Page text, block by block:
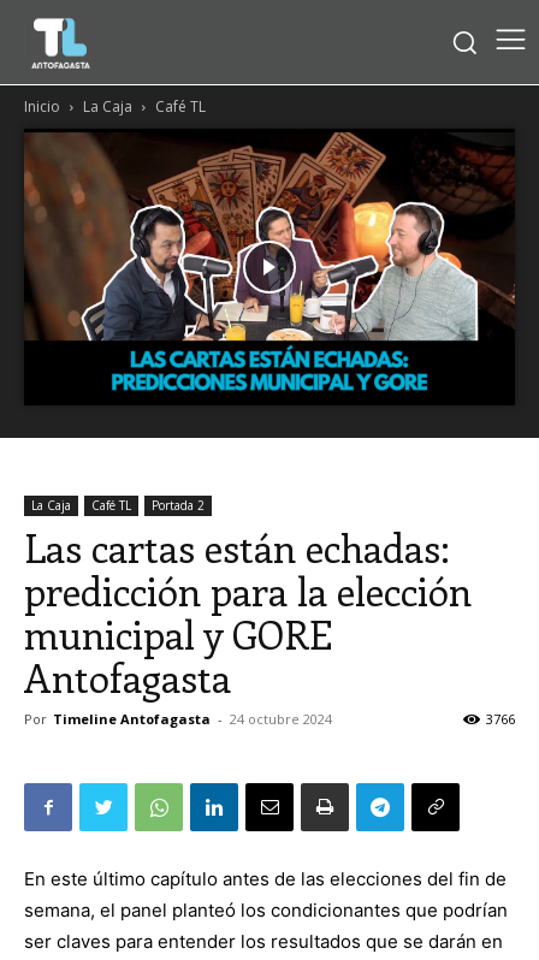
Inicio La Caja Café TL
La Caja Café TL Portada 2
Las cartas están echadas:
predicción para la elección
municipal y GORE
Antofagasta
Por Timeline Antofagasta - 24 octubre 2024 3766
En este último capítulo antes de las elecciones del fin de
semana, el panel planteó los condicionantes que podrían
ser claves para entender los resultados que se darán en